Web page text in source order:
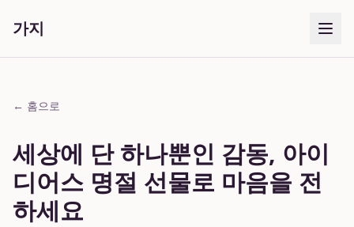
가지
← 홈으로
세상에 단 하나뿐인 감동, 아이
디어스 명절 선물로 마음을 전
하세요